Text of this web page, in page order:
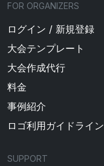
FOR ORGANIZERS
ログイン / 新規登録
大会テンプレート
大会作成代行
料金
事例紹介
ロゴ利用ガイドライン
SUPPORT